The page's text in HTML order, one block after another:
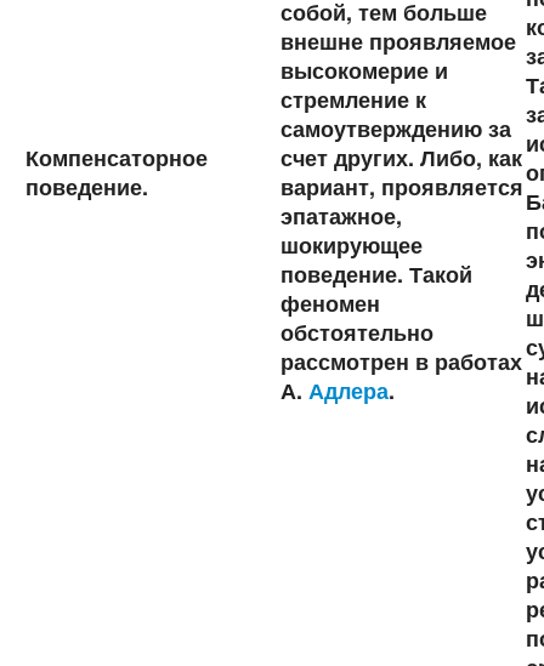
Компенсаторное
поведение.
собой, тем больше
внешне проявляемое
высокомерие и
стремление к
самоутверждению за
счет других. Либо, как
вариант, проявляется
эпатажное,
шокирующее
поведение. Такой
феномен
обстоятельно
рассмотрен в работах
А. Адлера.